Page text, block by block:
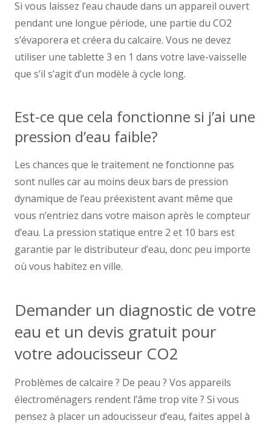
Si vous laissez l’eau chaude dans un appareil ouvert
pendant une longue période, une partie du CO2
s’évaporera et créera du calcaire. Vous ne devez
utiliser une tablette 3 en 1 dans votre lave-vaisselle
que s’il s’agit d’un modèle à cycle long.
Est-ce que cela fonctionne si j’ai une
pression d’eau faible?
Les chances que le traitement ne fonctionne pas
sont nulles car au moins deux bars de pression
dynamique de l’eau préexistent avant même que
vous n’entriez dans votre maison après le compteur
d’eau. La pression statique entre 2 et 10 bars est
garantie par le distributeur d’eau, donc peu importe
où vous habitez en ville.
Demander un diagnostic de votre
eau et un devis gratuit pour
votre adoucisseur CO2
Problèmes de calcaire ? De peau ? Vos appareils
électroménagers rendent l’âme trop vite ? Si vous
pensez à placer un adoucisseur d’eau, faites appel à